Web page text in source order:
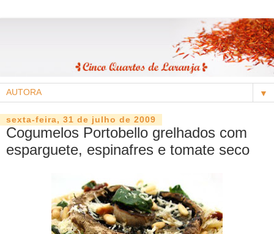
▼
sexta-feira, 31 de julho de 2009
Cogumelos Portobello grelhados com
esparguete, espinafres e tomate seco